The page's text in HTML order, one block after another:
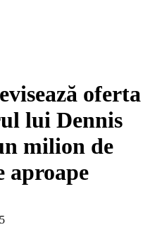
oferta
lui Dennis
milion de
aproape